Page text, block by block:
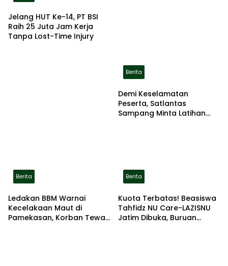
Jelang HUT Ke-14, PT BSI
Raih 25 Juta Jam Kerja
Tanpa Lost-Time Injury
Berita
Demi Keselamatan
Peserta, Satlantas
Sampang Minta Latihan
Berita
Ledakan BBM Warnai
Kecelakaan Maut di
Pamekasan, Korban Tewas
Berita
Kuota Terbatas! Beasiswa
Tahfidz NU Care-LAZISNU
Jatim Dibuka, Buruan